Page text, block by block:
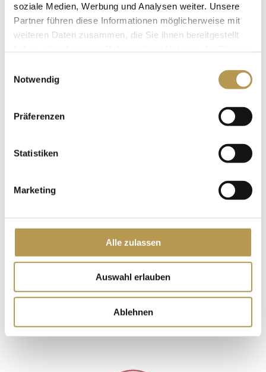
soziale Medien, Werbung und Analysen weiter. Unsere
Partner führen diese Informationen möglicherweise mit
weiteren Daten zusammen, die Sie ihnen bereitgestellt
Notwendig
Präferenzen
Statistiken
Marketing
Alle zulassen
Auswahl erlauben
Ablehnen
York / USA. Die Privathotels Dr. Lohbeck setzen
damit einen neuen Standard in der Branche, denn
keine andere deutsche Hotelgruppe bietet ein
ähnlich umfassendes Weiterbildungsangebot.